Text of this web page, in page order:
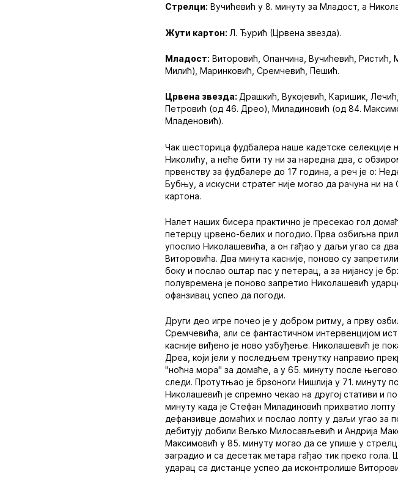
Стрелци: Вучићевић у 8. минуту за Младост, а
Жути картон: Л. Ђурић (Црвена звезда).
Младост: Виторовић, Опанчина, Вучићевић,
Милић), Маринковић, Сремчевић, Пешић.
Црвена звезда: Драшкић, Вукојевић, Каришик,
Петровић (од 46. Дрео), Миладиновић (од 84.
Младеновић).
Чак шесторица фудбалера наше кадетске
Николићу, а неће бити ту ни за наредна два, с
првенству за фудбалере до 17 година, а реч је о:
Бубњу, а искусни стратег није могао да рачуна ни
картона.
Налет наших бисера практично је пресекао гол
петерцу црвено-белих и погодио. Прва озбиљна
упослио Николашевића, а он гађао у даљи угао са
Виторовића. Два минута касније, поново су
боку и послао оштар пас у петерац, а за нијансу је
полувремена је поново запретио Николашевић
офанзивац успео да погоди.
Други део игре почео је у добром ритму, а прву
Сремчевића, али се фантастичном интервенцијом
касније виђено је ново узбуђење. Николашевић је
Дреа, који јели у последњем тренутку направио
"ноћна мора" за домаће, а у 65. минуту после
следи. Протутњао је брзоноги Нишлија у 71. минуту
Николашевић је спремно чекао на другој стативи и
минуту када је Стефан Миладиновић прихватио
дефанзивце домаћих и послао лопту у даљи угао за
дебитују добили Вељко Милосављевић и Андрија
Максимовић у 85. минуту могао да се упише у
заградио и са десетак метара гађао тик преко
ударац са дистанце успео да исконтролише